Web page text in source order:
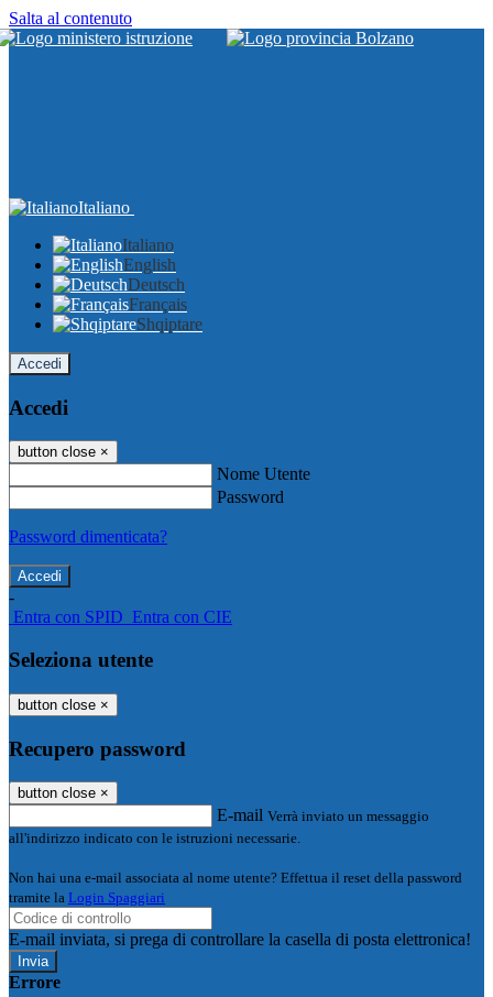
Salta al contenuto
Italiano
Italiano
English
Deutsch
Français
Shqiptare
Accedi
Accedi
button close ×
Nome Utente
Password
Password dimenticata?
-
Entra con SPID Entra con CIE
Seleziona utente
button close ×
Recupero password
button close ×
E-mail Verrà inviato un messaggio
all'indirizzo indicato con le istruzioni necessarie.
Non hai una e-mail associata al nome utente? Effettua il reset della password
tramite la Login Spaggiari
E-mail inviata, si prega di controllare la casella di posta elettronica!
Errore